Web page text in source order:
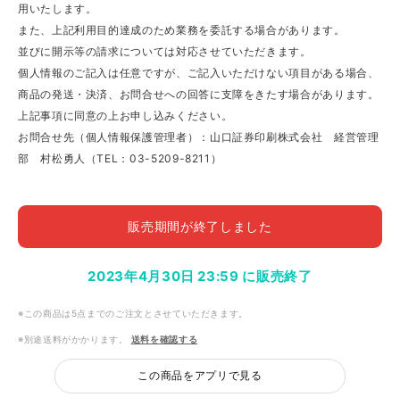
用いたします。
また、上記利用目的達成のため業務を委託する場合があります。
並びに開示等の請求については対応させていただきます。
個人情報のご記入は任意ですが、ご記入いただけない項目がある場合、
商品の発送・決済、お問合せへの回答に支障をきたす場合があります。
上記事項に同意の上お申し込みください。
お問合せ先（個人情報保護管理者）：山口証券印刷株式会社 経営管理
部 村松勇人（TEL：03-5209-8211）
販売期間が終了しました
2023年4月30日 23:59 に販売終了
※この商品は5点までのご注文とさせていただきます。
※別途送料がかかります。 送料を確認する
この商品をアプリで見る